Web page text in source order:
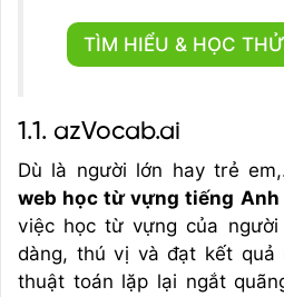
TÌM HIỂU & HỌC
1.1. azVocab.ai
Dù là người lớn hay trẻ
web học từ vựng tiếng Anh
việc học từ vựng của
dàng, thú vị và đạt kết quả
thuật toán lặp lại ngắt